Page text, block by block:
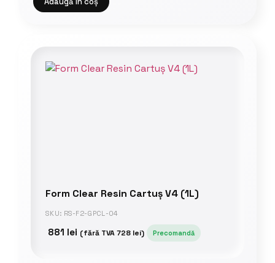
Form Clear Resin Cartuș V4 (1L)
SKU: RS-F2-GPCL-04
881 lei (fără TVA728 lei) Precomandă